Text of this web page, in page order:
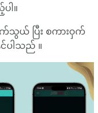
ါ။
က်သွယ် ပြီး စကားဝှက်
င်ပါသည် ။